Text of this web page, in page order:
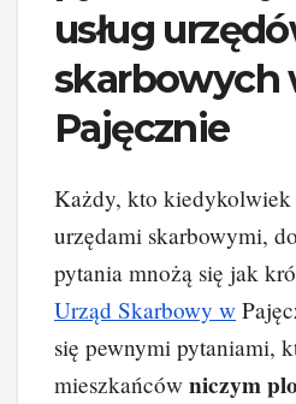
usług
skarbowych
Pajęcznie
Każdy, kto kiedykolwiek
urzędami skarbowymi,
pytania mnożą się jak
Urząd Skarbowy w
się pewnymi pytaniami,
mieszkańców niczym